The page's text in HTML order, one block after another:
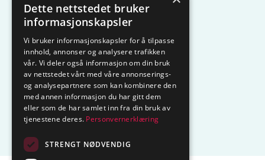
KAMPANJE Komfyrvakt
Belysning Lysstyring
Varmestyring Vannstopp
Frostsikring Smarthus – OP
Centrol
Dette nettstedet bruker
informasjonskapsler
Vi bruker informasjonskapsler for å tilpasse
innhold, annonser og analysere trafikken
vår. Vi deler også informasjon om din bruk
av nettstedet vårt med våre annonserings-
og analysepartnere som kan kombinere den
med annen informasjon du har gitt dem
eller som de har samlet inn fra din bruk av
tjenestene deres. Personvernerklæring
STRENGT NØDVENDIG